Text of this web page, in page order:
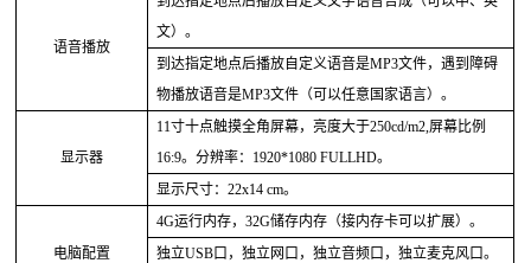
语音播放
文）。
到达指定地点后播放自定义语音是MP3文件，遇到障碍
物播放语音是MP3文件（可以任意国家语言）。
显示器
11寸十点触摸全角屏幕，亮度大于250cd/m2,屏幕比例
16:9。分辨率： 1920*1080 FULLHD。
显示尺寸：22x14 cm。
电脑配置
4G运行内存，32G储存内存（接内存卡可以扩展）。
独立USB口，独立网口，独立音频口，独立麦克风口。